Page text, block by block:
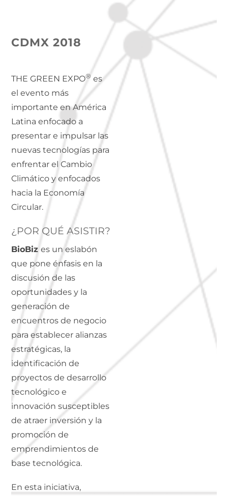
CDMX 2018
THE GREEN EXPO® es
el evento más
importante en América
Latina enfocado a
presentar e impulsar las
nuevas tecnologías para
enfrentar el Cambio
Climático y enfocados
hacia la Economía
Circular.
¿POR QUÉ ASISTIR?
BioBizes un eslabón
que pone énfasis en la
discusión de las
oportunidades y la
generación de
encuentros de negocio
para establecer alianzas
estratégicas, la
identificación de
proyectos de desarrollo
tecnológico e
innovación susceptibles
de atraer inversión y la
promoción de
emprendimientos de
base tecnológica.
En esta iniciativa,